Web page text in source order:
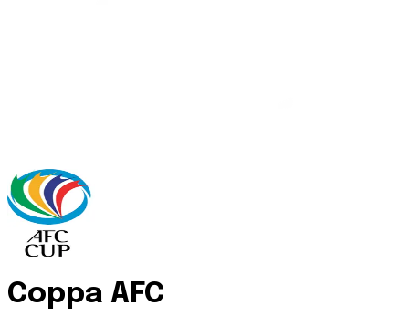
Coppa AFC